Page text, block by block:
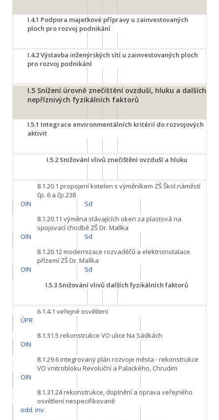
I.4.1 Podpora majetkové přípravy u zainvestovaných
ploch pro rozvoj podnikání
I.4.2Výstavba inženýrských sítí u zainvestovaných ploch
pro rozvoj podnikání
I.5 Snížení úrovně znečištění ovzduší, hluku a dalších
nepříznivých fyzikálních faktorů
I.5.1 Integrace environmentálních kritérií do rozvojových
aktivit
I.5.2 Snižování vlivů znečištění ovzduší a hluku
8.1.20.1 propojení kotelen s výměníkem ZŠ Škol.náměstí
čp. 6 a čp.238
OIN
Sd
8.1.20.11 výměna stávajících oken za plastová na
spojovací chodbě ZŠ Dr. Malíka
OIN
Sd
8.1.20.12modernizace rozvaděčů a elektroinstalace
přízemí ZŠ Dr. Malíka
OIN
Sd
I.5.3 Snižování vlivů dalších fyzikálních faktorů
6.1.4.1 veřejné osvětlení
ÚPR
8.1.31.5 rekonstrukce VO ulice Na Sádkách
OIN
8.1.29.6integrovaný plán rozvoje města - rekonstrukce
VO vnitrobloku Revoluční a Palackého, Chrudim
OIN
8.1.31.24rekonstrukce, doplnění a oprava veřejného
osvětlení nespecifikovaně
odd. inv.